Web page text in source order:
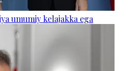
umumiy kelajakka ega